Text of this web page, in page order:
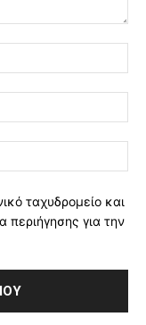
ταχυδρομείο και
περιήγησης για την